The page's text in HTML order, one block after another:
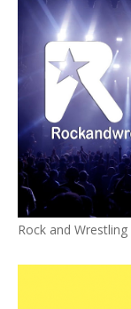
Rock and Wrestling